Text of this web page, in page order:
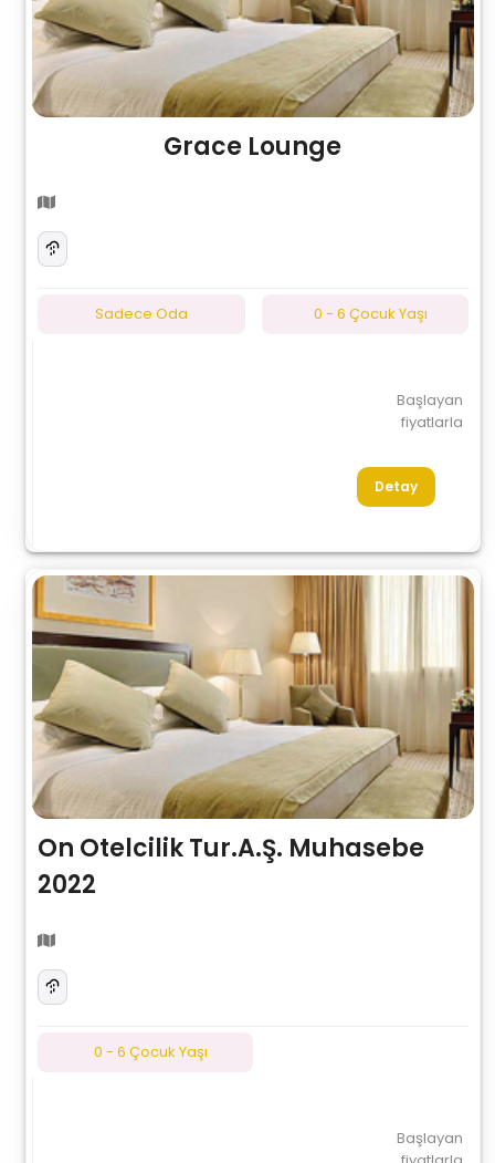
Grace Lounge
Sadece Oda 0 - 6 Çocuk Yaşı
Başlayan
fiyatlarla
Detay
On Otelcilik Tur.A.Ş. Muhasebe
2022
0 - 6 Çocuk Yaşı
Başlayan